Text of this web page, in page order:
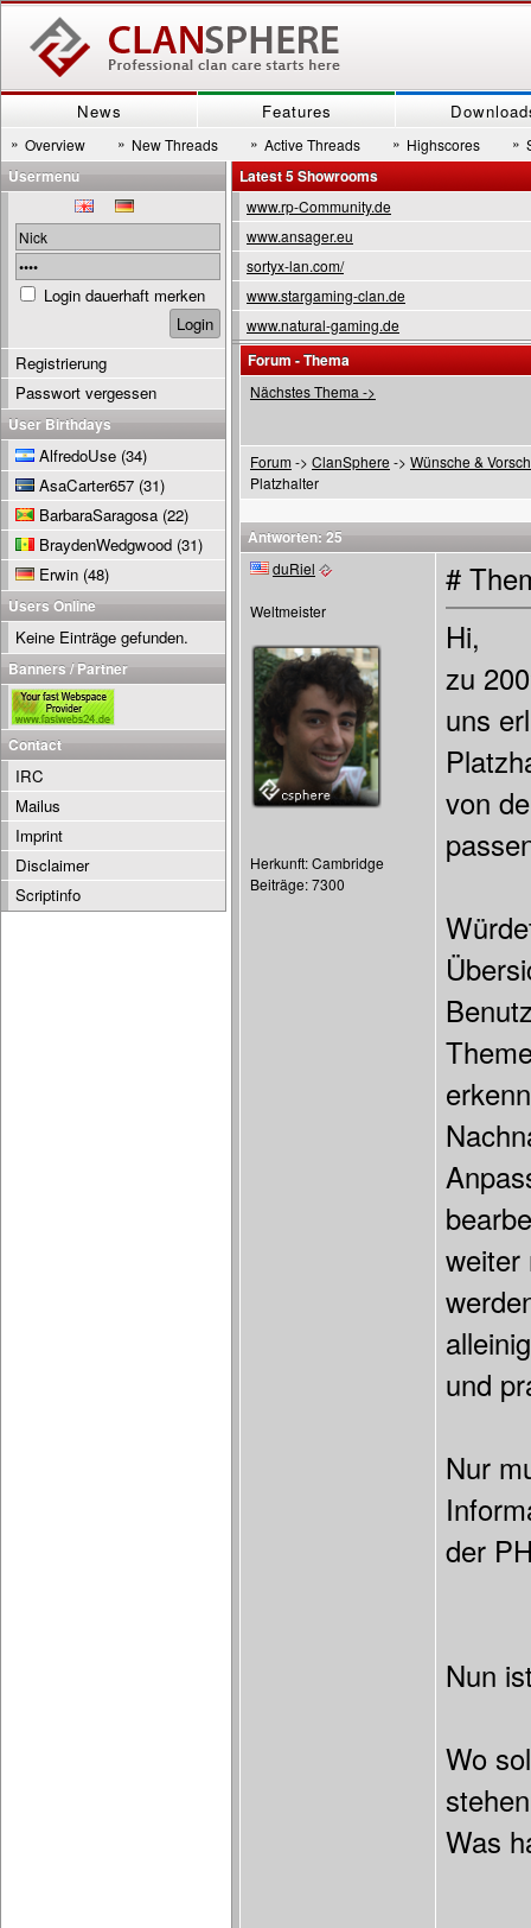
News Features
» Overview » New Threads » Active Threads » Highscores »
Latest 5 Showrooms
www.rp-Community.de
www.ansager.eu
sortyx-lan.com/
www.stargaming-clan.de
www.natural-gaming.de
Forum - Thema
Nächstes Thema ->
Forum-> ClanSphere -> Wünsche &
Platzhalter
Antworten: 25
duRiel
Weltmeister
Herkunft: Cambridge
Beiträge: 7300
#
Hi,
zu
uns
von
weiter
und
Nur
der
Nun
Wo
Was
Usermenu
Login dauerhaft merken
Registrierung
Passwort vergessen
User Birthdays
AlfredoUse (34)
AsaCarter657 (31)
BarbaraSaragosa (22)
BraydenWedgwood (31)
Erwin (48)
Users Online
Keine Einträge gefunden.
Banners / Partner
Contact
IRC
Mailus
Imprint
Disclaimer
Scriptinfo